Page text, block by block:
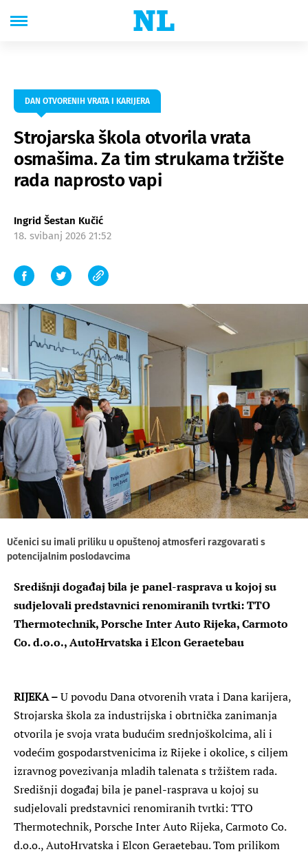
DAN OTVORENIH VRATA I KARIJERA
Strojarska škola otvorila vrata
osmašima. Za tim strukama tržište
rada naprosto vapi
Ingrid Šestan Kučić
18. svibanj 2026 21:52
Učenici su imali priliku u opuštenoj atmosferi razgovarati s
potencijalnim poslodavcima
Središnji događaj bila je panel-rasprava u kojoj su
sudjelovali predstavnici renomiranih tvrtki: TTO
Thermotechnik, Porsche Inter Auto Rijeka, Carmoto
Co. d.o.o., AutoHrvatska i Elcon Geraetebau
RIJEKA –U povodu Dana otvorenih vrata i Dana karijera,
Strojarska škola za industrijska i obrtnička zanimanja
otvorila je svoja vrata budućim srednjoškolcima, ali i
vodećim gospodarstvenicima iz Rijeke i okolice, s ciljem
izravnog povezivanja mladih talenata s tržištem rada.
Središnji događaj bila je panel-rasprava u kojoj su
sudjelovali predstavnici renomiranih tvrtki: TTO
Thermotechnik, Porsche Inter Auto Rijeka, Carmoto Co.
d.o.o., AutoHrvatska i Elcon Geraetebau. Tom prilikom